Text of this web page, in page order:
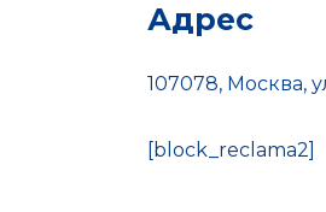
Адрес
107078, Москва,
[block_reclama2]